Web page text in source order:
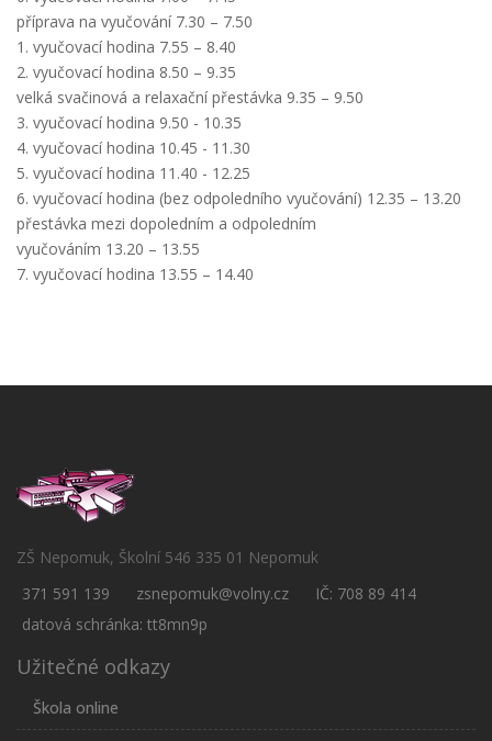
příprava na vyučování 7.30 – 7.50
1. vyučovací hodina 7.55 – 8.40
2. vyučovací hodina 8.50 – 9.35
velká svačinová a relaxační přestávka 9.35 – 9.50
3. vyučovací hodina 9.50 - 10.35
4. vyučovací hodina 10.45 - 11.30
5. vyučovací hodina 11.40 - 12.25
6. vyučovací hodina (bez odpoledního vyučování) 12.35 – 13.20
přestávka mezi dopoledním a odpoledním
vyučováním 13.20 – 13.55
7. vyučovací hodina 13.55 – 14.40
ZŠ Nepomuk, Školní 546 335 01 Nepomuk
371 591 139
zsnepomuk@volny.cz
IČ: 708 89 414
datová schránka: tt8mn9p
Užitečné odkazy
Škola online